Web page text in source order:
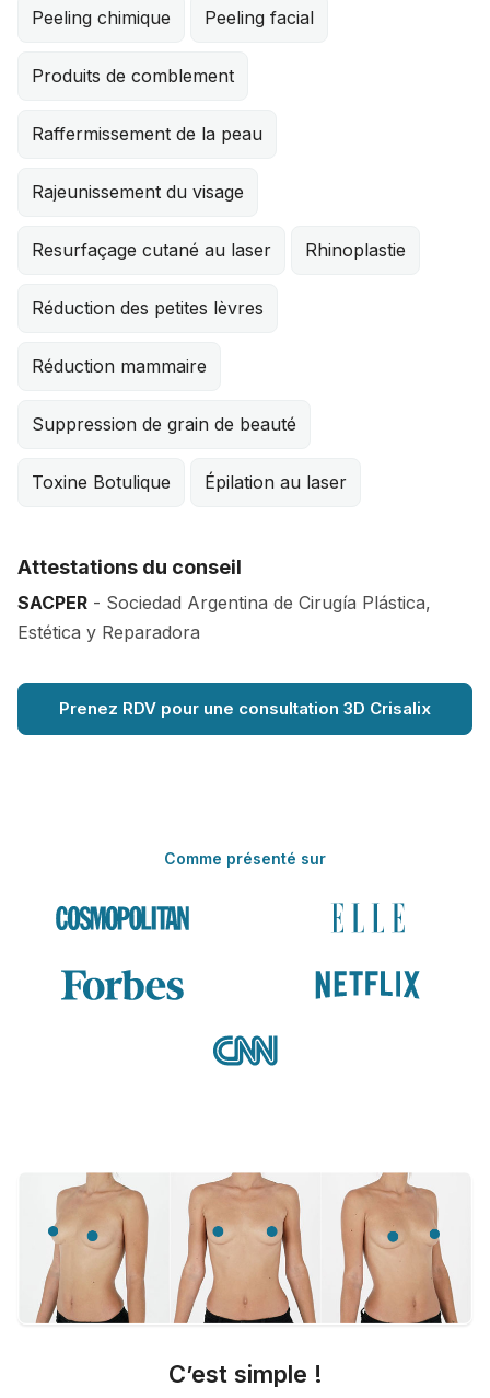
Peeling chimique Peeling facial
Produits de comblement
Raffermissement de la peau
Rajeunissement du visage
Resurfaçage cutané au laser Rhinoplastie
Réduction des petites lèvres
Réduction mammaire
Suppression de grain de beauté
Toxine Botulique Épilation au laser
Attestations du conseil
SACPER - Sociedad Argentina de Cirugía Plástica,
Estética y Reparadora
Prenez RDV pour une consultation 3D Crisalix
Comme présenté sur
C’est simple !